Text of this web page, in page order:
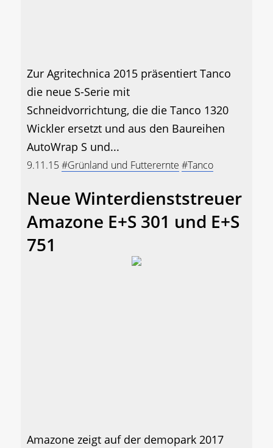
Zur Agritechnica 2015 präsentiert Tanco
die neue S-Serie mit
Schneidvorrichtung, die die Tanco 1320
Wickler ersetzt und aus den Baureihen
AutoWrap S und...
9.11.15#Grünland und Futterernte #Tanco
Neue Winterdienststreuer
Amazone E+S 301 und E+S
751
Amazone zeigt auf der demopark 2017